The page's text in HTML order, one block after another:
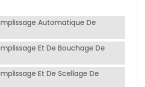
avec un bec verseur vertical,
pour emballer des produits tels
et des condiments. La
de sacs à bec verseur
dans le sac à bec de manière
le processus de scellage et
de équipement de
à bec:En améliorant la
Automatique De
Et De Bouchage De
Et De Scellage De